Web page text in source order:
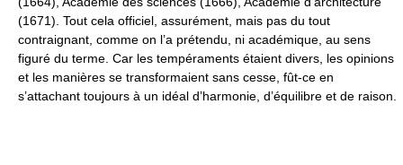
(1671). Tout cela officiel, assurément, mais pas du tout
contraignant, comme on l’a prétendu, ni académique, au sens
figuré du terme. Car les tempéraments étaient divers, les opinions
et les manières se transformaient sans cesse, fût-ce en
s’attachant toujours à un idéal d’harmonie, d’équilibre et de raison.